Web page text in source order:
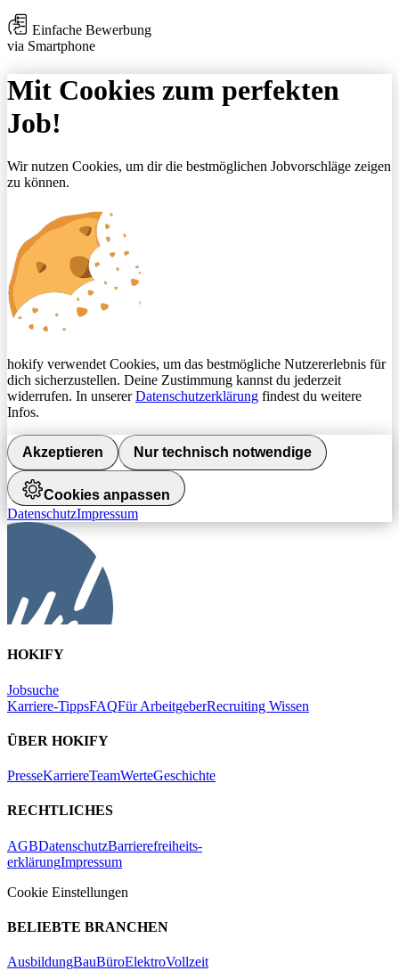
Einfache Bewerbung
via Smartphone
Mit Cookies zum perfekten
Job!
Wir nutzen Cookies, um dir die bestmöglichen Jobvorschläge zeigen
zu können.
hokify verwendet Cookies, um das bestmögliche Nutzererlebnis für
dich sicherzustellen. Deine Zustimmung kannst du jederzeit
widerrufen. In unsererDatenschutzerklärung findest du weitere
Infos.
Akzeptieren Nur technisch notwendige
Cookies anpassen
DatenschutzImpressum
HOKIFY
Jobsuche
Karriere-TippsFAQFür ArbeitgeberRecruiting Wissen
ÜBER HOKIFY
PresseKarriereTeamWerteGeschichte
RECHTLICHES
AGBDatenschutzBarrierefreiheits-
erklärungImpressum
Cookie Einstellungen
BELIEBTE BRANCHEN
AusbildungBauBüroElektroVollzeit